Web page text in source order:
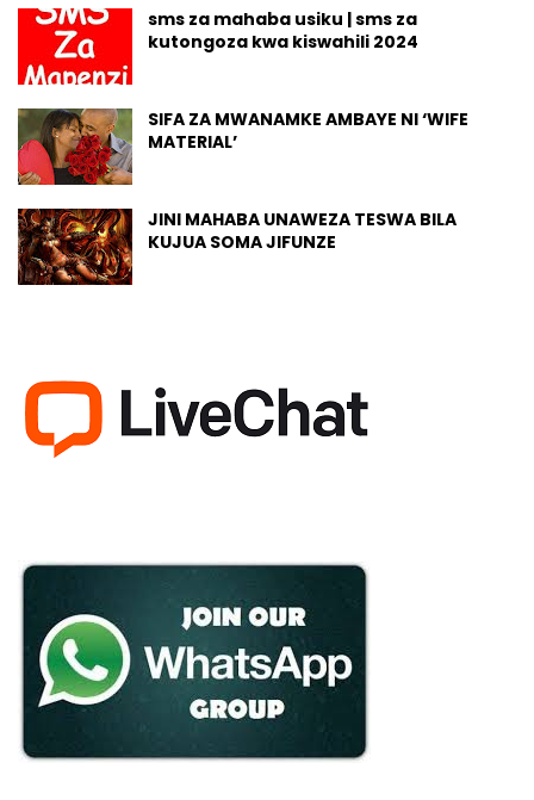
sms za mahaba usiku | sms za
kutongoza kwa kiswahili 2024
SIFA ZA MWANAMKE AMBAYE NI ‘WIFE
MATERIAL’
JINI MAHABA UNAWEZA TESWA BILA
KUJUA SOMA JIFUNZE